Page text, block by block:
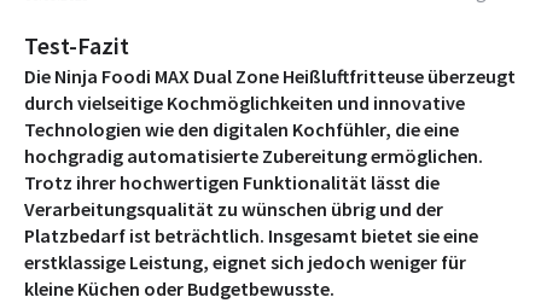
Test-Fazit
Die Ninja Foodi MAX Dual Zone Heißluftfritteuse überzeugt
durch vielseitige Kochmöglichkeiten und innovative
Technologien wie den digitalen Kochfühler, die eine
hochgradig automatisierte Zubereitung ermöglichen.
Trotz ihrer hochwertigen Funktionalität lässt die
Verarbeitungsqualität zu wünschen übrig und der
Platzbedarf ist beträchtlich. Insgesamt bietet sie eine
erstklassige Leistung, eignet sich jedoch weniger für
kleine Küchen oder Budgetbewusste.